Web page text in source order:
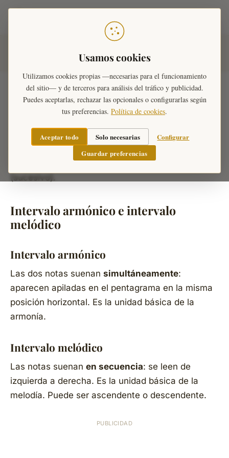
Usamos cookies
Utilizamos cookies propias —necesarias para el funcionamiento
del sitio— y de terceros para análisis del tráfico y publicidad.
Puedes aceptarlas, rechazar las opcionales o configurarlas según
tus preferencias. Política de cookies.
Aceptar todo Solo necesarias
Configurar
Guardar preferencias
Armónicos y Melódicos
Armónicos y melódicos
La disposición temporal de las notas determina si
un intervalo es armónico (simultáneo) o melódico
(sucesivo).
Intervalo armónico e intervalo
melódico
Intervalo armónico
Las dos notas suenan simultáneamente:
aparecen apiladas en el pentagrama en la misma
posición horizontal. Es la unidad básica de la
armonía.
Intervalo melódico
Las notas suenan en secuencia: se leen de
izquierda a derecha. Es la unidad básica de la
melodía. Puede ser ascendente o descendente.